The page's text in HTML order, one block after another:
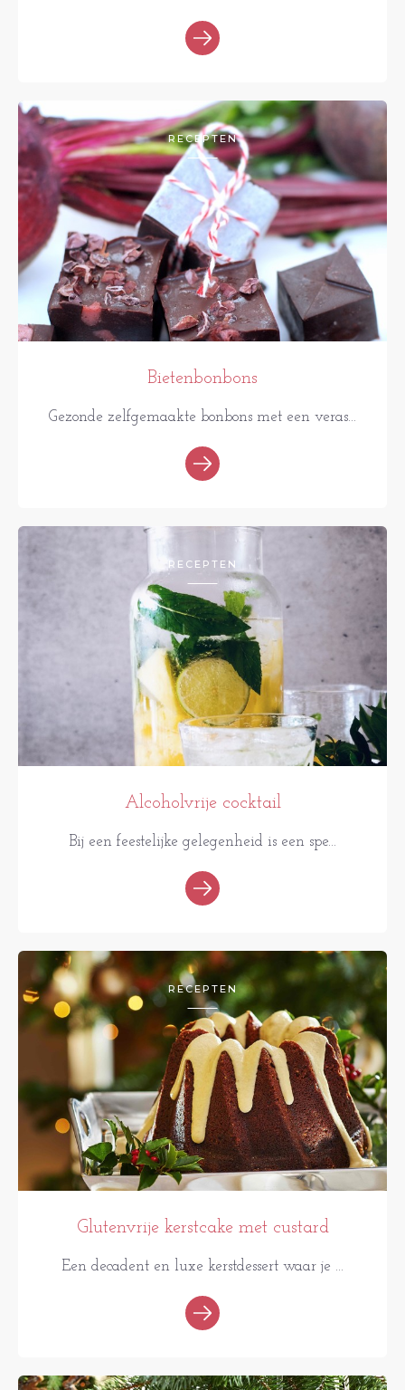
RECEPTEN
Bietenbonbons
Gezonde zelfgemaakte bonbons met een veras...
RECEPTEN
Alcoholvrije cocktail
Bij een feestelijke gelegenheid is een spe...
RECEPTEN
Glutenvrije kerstcake met custard
Een decadent en luxe kerstdessert waar je ...